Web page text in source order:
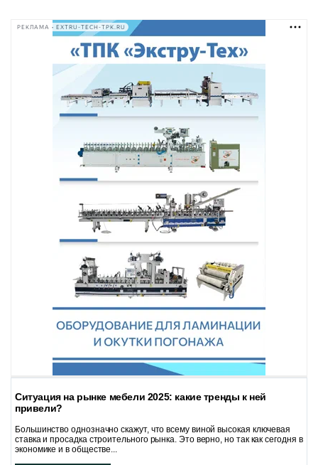
РЕКЛАМА • EXTRU-TECH-TPK.RU
Ситуация на рынке мебели 2025: какие тренды к ней
привели?
Большинство однозначно скажут, что всему виной высокая ключевая
ставка и просадка строительного рынка. Это верно, но так как сегодня в
экономике и в обществе...